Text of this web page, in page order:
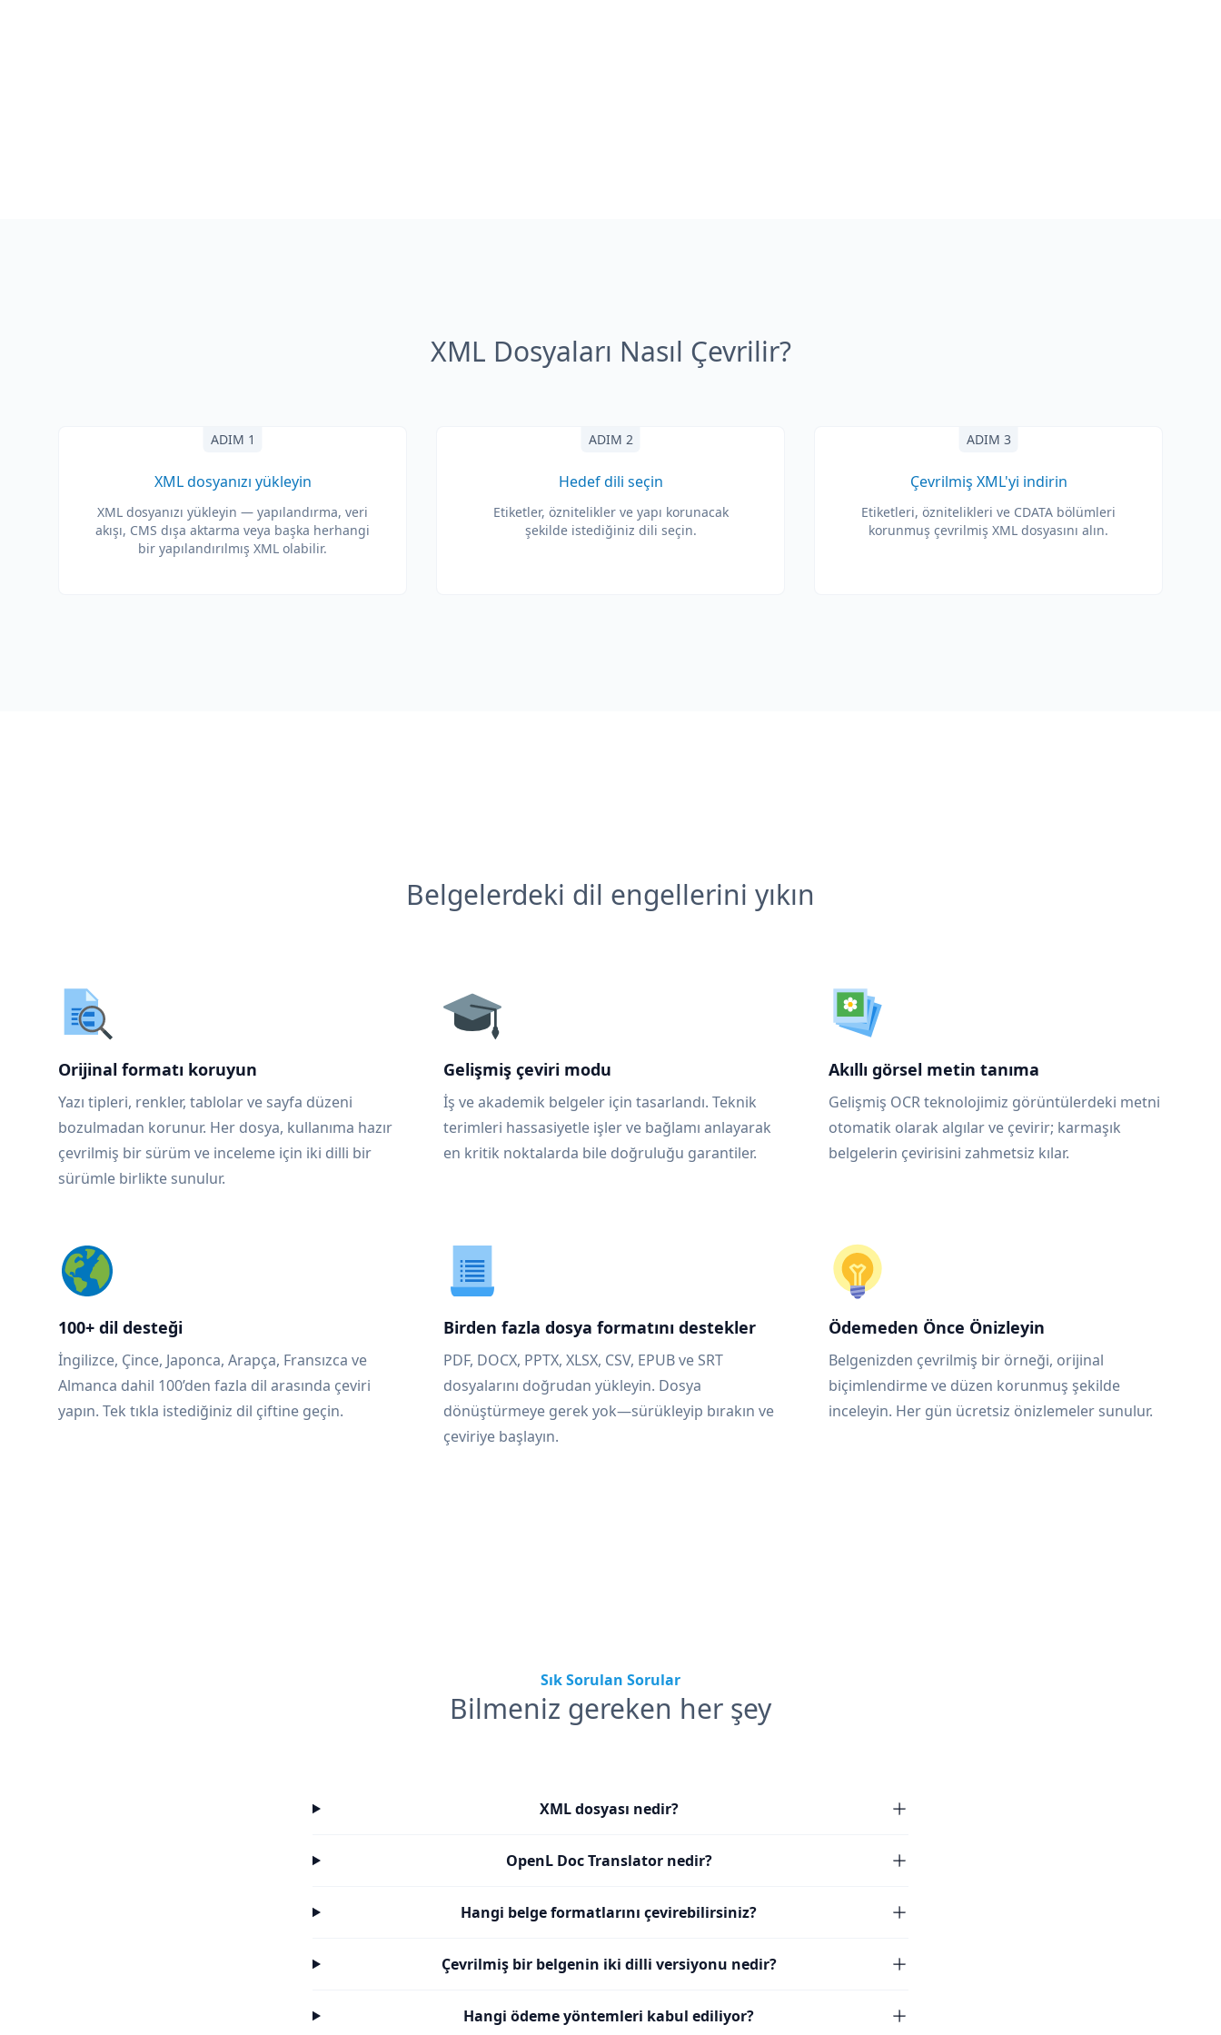
XML Dosyaları Nasıl Çevrilir?
ADIM 1
XML dosyanızı yükleyin
XML dosyanızı yükleyin — yapılandırma, veri
akışı, CMS dışa aktarma veya başka herhangi
bir yapılandırılmış XML olabilir.
ADIM 2
Hedef dili seçin
Etiketler, öznitelikler ve yapı korunacak
şekilde istediğiniz dili seçin.
ADIM 3
Çevrilmiş XML'yi indirin
Etiketleri, öznitelikleri ve CDATA bölümleri
korunmuş çevrilmiş XML dosyasını alın.
Belgelerdeki dil engellerini yıkın
Orijinal formatı koruyun
Yazı tipleri, renkler, tablolar ve sayfa düzeni
bozulmadan korunur. Her dosya, kullanıma hazır
çevrilmiş bir sürüm ve inceleme için iki dilli bir
sürümle birlikte sunulur.
Gelişmiş çeviri modu
İş ve akademik belgeler için tasarlandı. Teknik
terimleri hassasiyetle işler ve bağlamı anlayarak
en kritik noktalarda bile doğruluğu garantiler.
Akıllı görsel metin tanıma
Gelişmiş OCR teknolojimiz görüntülerdeki metni
otomatik olarak algılar ve çevirir; karmaşık
belgelerin çevirisini zahmetsiz kılar.
100+ dil desteği
İngilizce, Çince, Japonca, Arapça, Fransızca ve
Almanca dahil 100’den fazla dil arasında çeviri
yapın. Tek tıkla istediğiniz dil çiftine geçin.
Birden fazla dosya formatını destekler
PDF, DOCX, PPTX, XLSX, CSV, EPUB ve SRT
dosyalarını doğrudan yükleyin. Dosya
dönüştürmeye gerek yok—sürükleyip bırakın ve
çeviriye başlayın.
Ödemeden Önce Önizleyin
Belgenizden çevrilmiş bir örneği, orijinal
biçimlendirme ve düzen korunmuş şekilde
inceleyin. Her gün ücretsiz önizlemeler sunulur.
Sık Sorulan Sorular
Bilmeniz gereken her şey
XML dosyası nedir?
OpenL Doc Translator nedir?
Hangi belge formatlarını çevirebilirsiniz?
Çevrilmiş bir belgenin iki dilli versiyonu nedir?
Hangi ödeme yöntemleri kabul ediliyor?